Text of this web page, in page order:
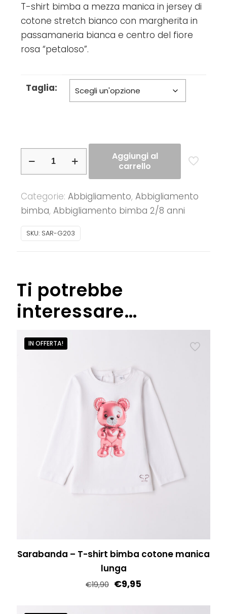
T-shirt bimba a mezza manica in jersey di
cotone stretch bianco con margherita in
passamaneria bianca e centro del fiore
rosa “petaloso”.
Taglia:
Sarabanda
shirt
bimba
cotone
mezza
Aggiungi al
carrello
Categorie: Abbigliamento, Abbigliamento
bimba, Abbigliamento bimba 2/8 anni
SKU: SAR-G203
Ti potrebbe
interessare…
IN OFFERTA!
Sarabanda – T-shirt bimba cotone manica
lunga
€19,90 €9,95